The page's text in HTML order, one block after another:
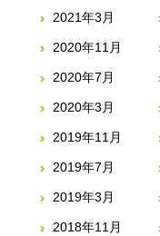
2021年3月
2020年11月
2020年7月
2020年3月
2019年11月
2019年7月
2019年3月
2018年11月